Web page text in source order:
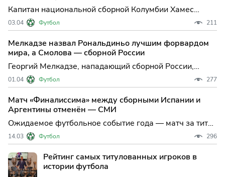
Капитан национальной сборной Колумбии Хамес
Родригес оказался в центре внимания не только из-за
своей игры, но и по медицинским причинам: после
контрольного матча с Францией в США полузащитник
был экстренно госпитализирован. Состояние здоровья
одного
03.04 Футбол 211
Мелкадзе назвал Рональдиньо лучшим форвардом
мира, а Смолова — сборной России
Георгий Мелкадзе, нападающий сборной России,
поделился своим мнением о лучших форвардах
современности, назвав легендарного бразильца
Рональдиньо эталоном мирового футбола, а среди
российских игроков выделил Федора Смолова. Такое
признание от действую
01.04 Футбол 277
Матч «Финалиссима» между сборными Испании и
Аргентины отменён — СМИ
Ожидаемое футбольное событие года — матч за титул
"Финалиссимы" между сборными Испании и
Аргентины — не состоится, несмотря на статус обеих
команд как действующих чемпионов своих
континентов. Решение об отмене встречи уже стало
предметом обсуждения в
14.03 Футбол 296
Рейтинг самых титулованных игроков в
истории футбола